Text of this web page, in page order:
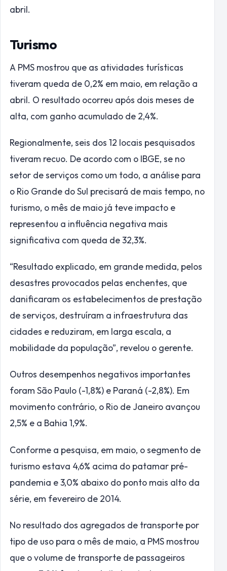
abril.
Turismo
A PMS mostrou que as atividades turísticas
tiveram queda de 0,2% em maio, em relação a
abril. O resultado ocorreu após dois meses de
alta, com ganho acumulado de 2,4%.
Regionalmente, seis dos 12 locais pesquisados
tiveram recuo. De acordo com o IBGE, se no
setor de serviços como um todo, a análise para
o Rio Grande do Sul precisará de mais tempo, no
turismo, o mês de maio já teve impacto e
representou a influência negativa mais
significativa com queda de 32,3%.
“Resultado explicado, em grande medida, pelos
desastres provocados pelas enchentes, que
danificaram os estabelecimentos de prestação
de serviços, destruíram a infraestrutura das
cidades e reduziram, em larga escala, a
mobilidade da população”, revelou o gerente.
Outros desempenhos negativos importantes
foram São Paulo (-1,8%) e Paraná (-2,8%). Em
movimento contrário, o Rio de Janeiro avançou
2,5% e a Bahia 1,9%.
Conforme a pesquisa, em maio, o segmento de
turismo estava 4,6% acima do patamar pré-
pandemia e 3,0% abaixo do ponto mais alto da
série, em fevereiro de 2014.
No resultado dos agregados de transporte por
tipo de uso para o mês de maio, a PMS mostrou
que o volume de transporte de passageiros